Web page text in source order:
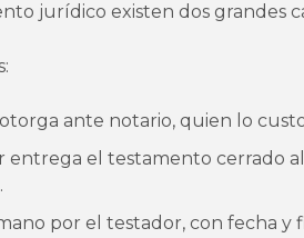
jurídico existen dos grandes
ante notario, quien lo
entrega el testamento cerrado
por el testador, con fecha y